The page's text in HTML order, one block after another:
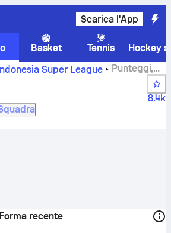
Scarica l'App
Basket Tennis
Hockey
Super League
Punteggi,
dei giocatori di Madura
8.4k
Forma recente